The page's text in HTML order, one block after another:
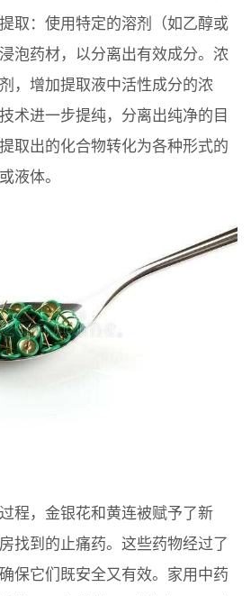
取：使用特定的溶剂（如乙醇或
泡药材，以分离出有效成分。浓
，增加提取液中活性成分的浓
术进一步提纯，分离出纯净的目
取出的化合物转化为各种形式的
液体。
程，金银花和黄连被赋予了新
找到的止痛药。这些药物经过了
保它们既安全又有效。家用中药